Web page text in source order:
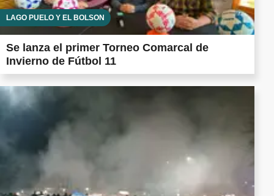
LAGO PUELO Y EL BOLSÓN
Se lanza el primer Torneo Comarcal de
Invierno de Fútbol 11